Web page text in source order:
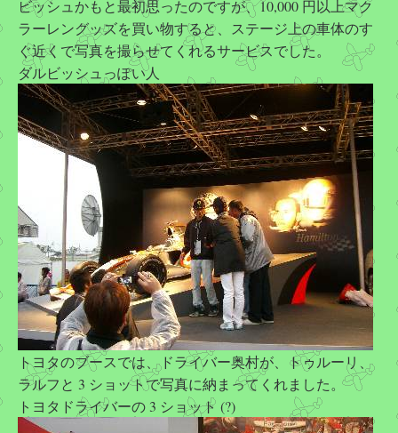
ビッシュかもと最初思ったのですが、10,000 円以上マク
ラーレングッズを買い物すると、ステージ上の車体のす
ぐ近くで写真を撮らせてくれるサービスでした。
ダルビッシュっぽい人
トヨタのブースでは、ドライバー奥村が、トゥルーリ、
ラルフと 3 ショットで写真に納まってくれました。
トヨタドライバーの 3 ショット (?)